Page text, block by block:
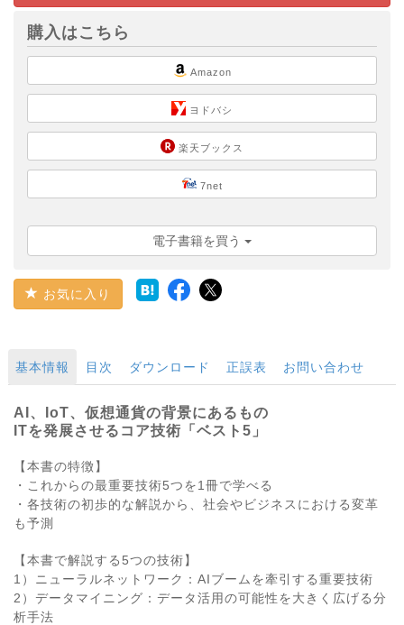
購入はこちら
Amazon
ヨドバシ
楽天ブックス
7net
電子書籍を買う
お気に入り
基本情報 目次 ダウンロード 正誤表 お問い合わせ
AI、IoT、仮想通貨の背景にあるもの
ITを発展させるコア技術「ベスト5」
【本書の特徴】
・これからの最重要技術5つを1冊で学べる
・各技術の初歩的な解説から、社会やビジネスにおける変革
も予測
【本書で解説する5つの技術】
1）ニューラルネットワーク：AIブームを牽引する重要技術
2）データマイニング：データ活用の可能性を大きく広げる分
析手法